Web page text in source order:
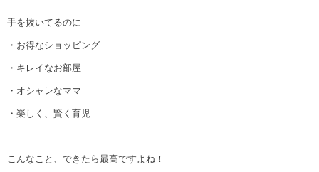
手を抜いてるのに
・お得なショッピング
・キレイなお部屋
・オシャレなママ
・楽しく、賢く育児
こんなこと、できたら最高ですよね！